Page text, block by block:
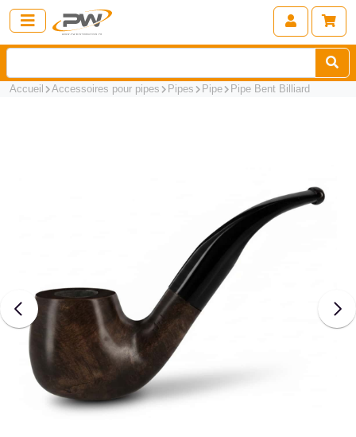
Accueil Accessoires pour pipes Pipes Pipe Pipe Bent Billiard